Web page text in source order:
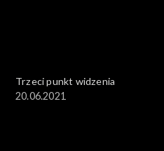
Trzeci punkt widzenia
20.06.2021